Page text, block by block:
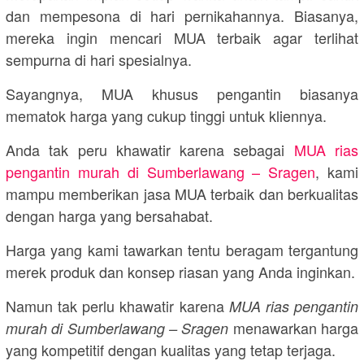
dan mempesona di hari pernikahannya. Biasanya,
mereka ingin mencari MUA terbaik agar terlihat
sempurna di hari spesialnya.
Sayangnya, MUA khusus pengantin biasanya
mematok harga yang cukup tinggi untuk kliennya.
Anda tak peru khawatir karena sebagai MUA rias
pengantin murah di Sumberlawang – Sragen, kami
mampu memberikan jasa MUA terbaik dan berkualitas
dengan harga yang bersahabat.
Harga yang kami tawarkan tentu beragam tergantung
merek produk dan konsep riasan yang Anda inginkan.
Namun tak perlu khawatir karena MUA rias pengantin
murah di Sumberlawang – Sragen menawarkan harga
yang kompetitif dengan kualitas yang tetap terjaga.